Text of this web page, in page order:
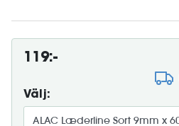
119:-
Välj: